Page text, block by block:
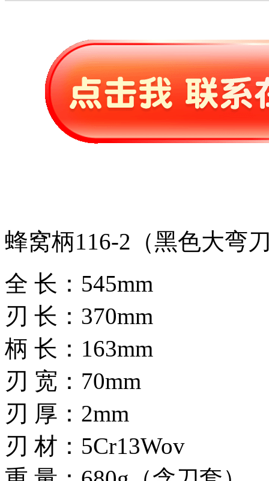
蜂窝柄116-2（黑色大弯
全 长：545mm
刃 长：370mm
柄 长：163mm
刃 宽：70mm
刃 厚：2mm
刃 材：5Cr13Wov